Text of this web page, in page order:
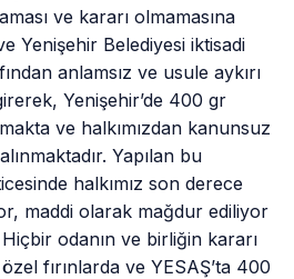
ve kararı olmamasına
Yenişehir Belediyesi iktisadi
anlamsız ve usule aykırı
Yenişehir’de 400 gr
ve halkımızdan kanunsuz
Yapılan bu
halkımız son derece
maddi olarak mağdur ediliyor
odanın ve birliğin kararı
fırınlarda ve YESAŞ’ta 400